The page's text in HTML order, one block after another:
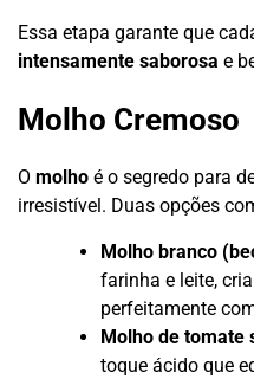
Essa etapa garante que
intensamente saborosa e
Molho Cremoso
O molho é o segredo para
irresistível. Duas opções
Molho branco
farinha e leite,
perfeitamente
Molho de tomate
toque ácido que